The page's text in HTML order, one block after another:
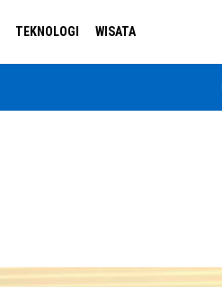
TEKNOLOGI WISATA